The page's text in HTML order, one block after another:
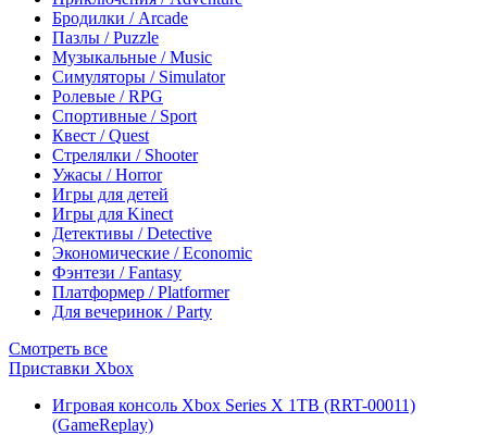
Бродилки / Arcade
Пазлы / Puzzle
Музыкальные / Music
Симуляторы / Simulator
Ролевые / RPG
Спортивные / Sport
Квест / Quest
Стрелялки / Shooter
Ужасы / Horror
Игры для детей
Игры для Kinect
Детективы / Detective
Экономические / Economic
Фэнтези / Fantasy
Платформер / Platformer
Для вечеринок / Party
Смотреть все
Приставки Xbox
Игровая консоль Xbox Series X 1TB (RRT-00011)
(GameReplay)